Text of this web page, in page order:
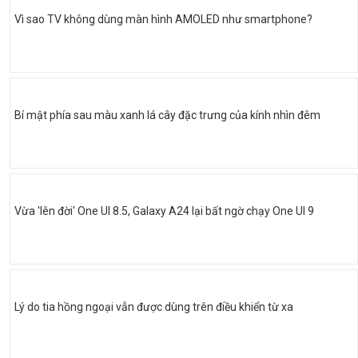
Vì sao TV không dùng màn hình AMOLED như smartphone?
Bí mật phía sau màu xanh lá cây đặc trưng của kính nhìn đêm
Vừa 'lên đời' One UI 8.5, Galaxy A24 lại bất ngờ chạy One UI 9
Lý do tia hồng ngoại vẫn được dùng trên điều khiển từ xa